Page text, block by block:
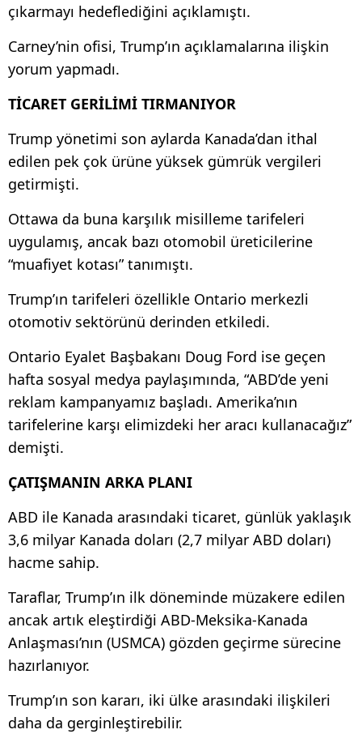
çıkarmayı hedeflediğini açıklamıştı.
Carney’nin ofisi, Trump’ın açıklamalarına ilişkin
yorum yapmadı.
TİCARET GERİLİMİ TIRMANIYOR
Trump yönetimi son aylarda Kanada’dan ithal
edilen pek çok ürüne yüksek gümrük vergileri
getirmişti.
Ottawa da buna karşılık misilleme tarifeleri
uygulamış, ancak bazı otomobil üreticilerine
“muafiyet kotası” tanımıştı.
Trump’ın tarifeleri özellikle Ontario merkezli
otomotiv sektörünü derinden etkiledi.
Ontario Eyalet Başbakanı Doug Ford ise geçen
hafta sosyal medya paylaşımında, “ABD’de yeni
reklam kampanyamız başladı. Amerika’nın
tarifelerine karşı elimizdeki her aracı kullanacağız”
demişti.
ÇATIŞMANIN ARKA PLANI
ABD ile Kanada arasındaki ticaret, günlük yaklaşık
3,6 milyar Kanada doları (2,7 milyar ABD doları)
hacme sahip.
Taraflar, Trump’ın ilk döneminde müzakere edilen
ancak artık eleştirdiği ABD-Meksika-Kanada
Anlaşması’nın (USMCA) gözden geçirme sürecine
hazırlanıyor.
Trump’ın son kararı, iki ülke arasındaki ilişkileri
daha da gerginleştirebilir.